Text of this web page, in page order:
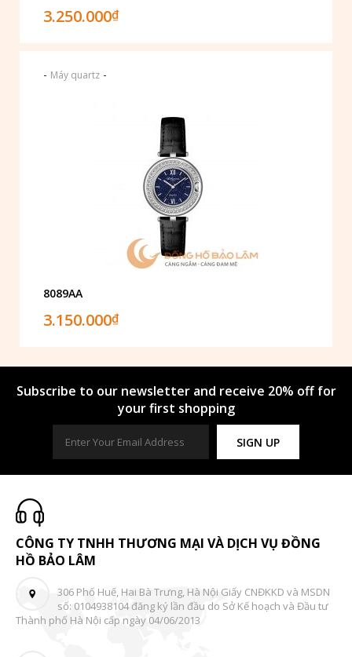
3.250.000₫
- Máy quartz -
8089AA
3.150.000₫
Subscribe to our newsletter and receive 20% off for
your first shopping
SIGN UP
CÔNG TY TNHH THƯƠNG MẠI VÀ DỊCH VỤ ĐỒNG
HỒ BẢO LÂM
306 Phố Huế, Hai Bà Trưng, Hà Nội Giấy CNĐKKD và MSDN
số: 0104938104 đăng ký lần đầu do Sở Kế hoạch và Đầu tư
Thành phố Hà Nội cấp ngày 04/06/2013